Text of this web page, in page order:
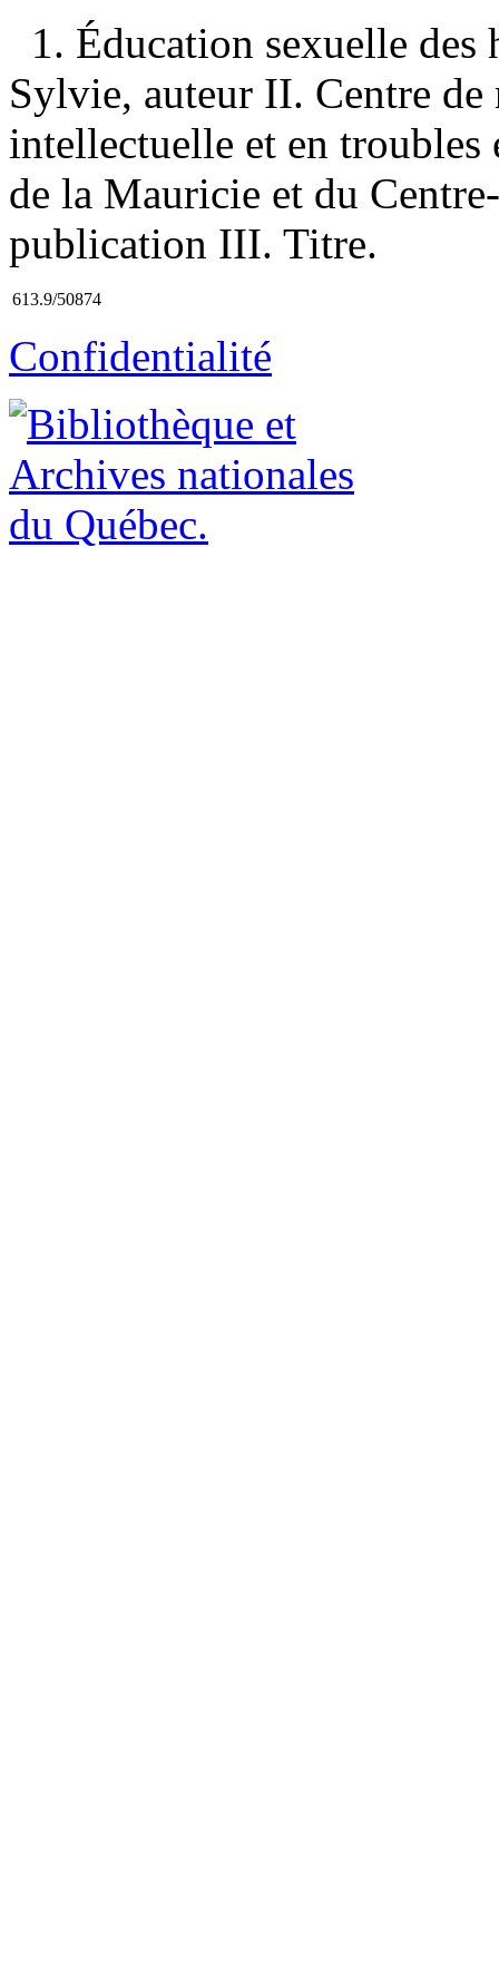
1. Éducation sexuelle des
Sylvie, auteur II. Centre de
intellectuelle et en troubles
de la Mauricie et du
publication III. Titre.
613.9/50874
Confidentialité